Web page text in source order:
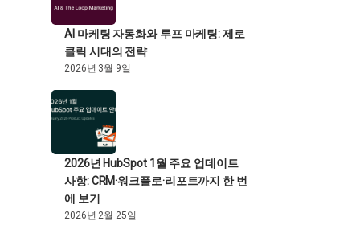
AI 마케팅 자동화와 루프 마케팅: 제로
클릭 시대의 전략
2026년 3월 9일
2026년 HubSpot 1월 주요 업데이트
사항: CRM·워크플로·리포트까지 한 번
에 보기
2026년 2월 25일